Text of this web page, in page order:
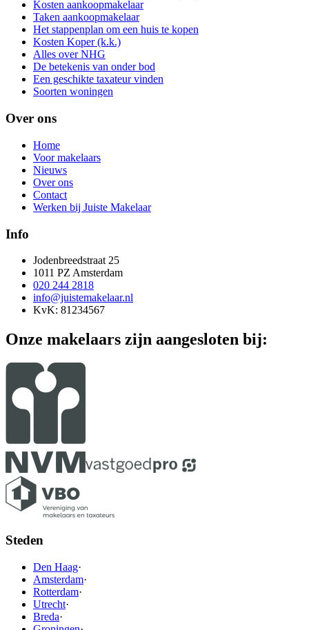
Kosten aankoopmakelaar
Taken aankoopmakelaar
Het stappenplan om een huis te kopen
Kosten Koper (k.k.)
Alles over NHG
De betekenis van onder bod
Een geschikte taxateur vinden
Soorten woningen
Over ons
Home
Voor makelaars
Nieuws
Over ons
Contact
Werken bij Juiste Makelaar
Info
Jodenbreedstraat 25
1011 PZ Amsterdam
020 244 2818
info@juistemakelaar.nl
KvK: 81234567
Onze makelaars zijn aangesloten bij:
Steden
Den Haag·
Amsterdam·
Rotterdam·
Utrecht·
Breda·